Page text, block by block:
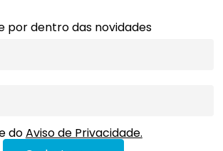
por dentro das novidades
doAviso de Privacidade.